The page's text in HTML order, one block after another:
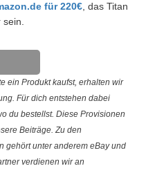
für 220€, das Titan
sein.
ein Produkt kaufst, erhalten wir
Für dich entstehen dabei
du bestellst. Diese Provisionen
Beiträge. Zu den
gehört unter anderem eBay und
verdienen wir an